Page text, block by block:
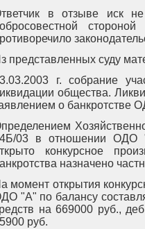
в отзыве иск
представленных суду
г. собрание
общества.
о банкротстве
03 в отношении ОДО
конкурсное
назначено
момент открытия
"А" по балансу
на 669000 руб.,
руб.